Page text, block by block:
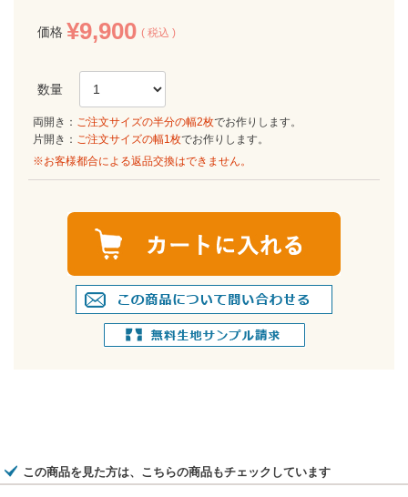
価格 ¥9,900 税込
両開き： ご注文サイズの半分の幅2枚でお作りします。
片開き： ご注文サイズの幅1枚でお作りします。
※お客様都合による返品交換はできません。
この商品を見た方は、こちらの商品もチェックしています